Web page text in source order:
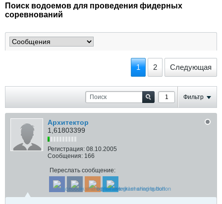
Поиск водоемов для проведения фидерных
соревнований
1 2 Следующая
Фильтр
Архитектор
1,61803399
Регистрация: 08.10.2005
Сообщения: 166
Переслать сообщение: